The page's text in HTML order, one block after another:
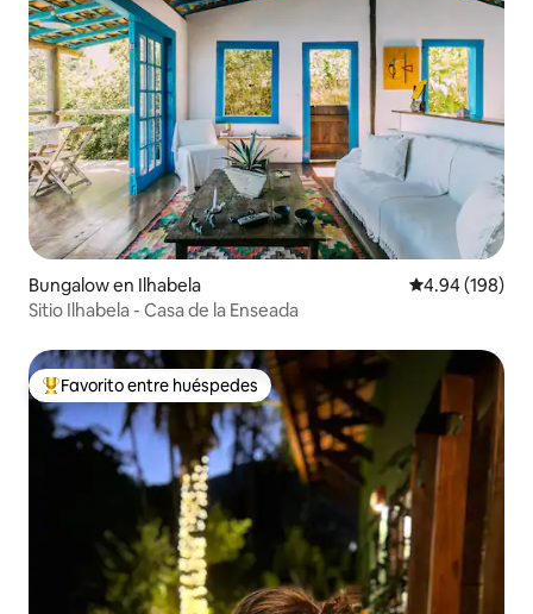
Bungalow en Ilhabela Calificación
4.94 (198)
Sitio Ilhabela - Casa de la Enseada
Favorito entre huéspedes preferido
Favorito entre huéspedes